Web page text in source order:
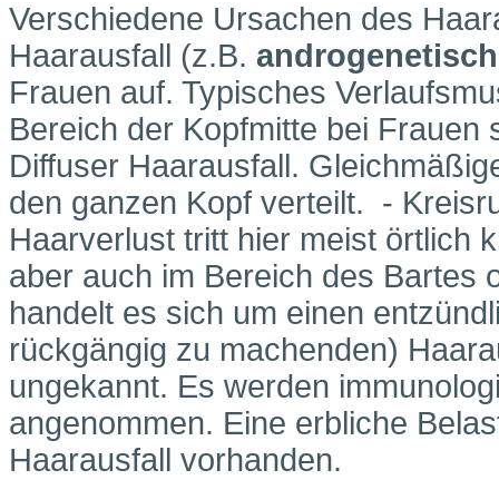
Verschiedene Ursachen des
Haarausfall (z.B.
Frauen auf. Typisches
Bereich der Kopfmitte bei
Diffuser Haarausfall.
den ganzen Kopf verteilt. -
Haarverlust tritt hier meist örtlich
aber auch im Bereich des Bartes
handelt es sich um einen
rückgängig zu machenden)
ungekannt. Es werden
angenommen. Eine erbliche
Haarausfall vorhanden.